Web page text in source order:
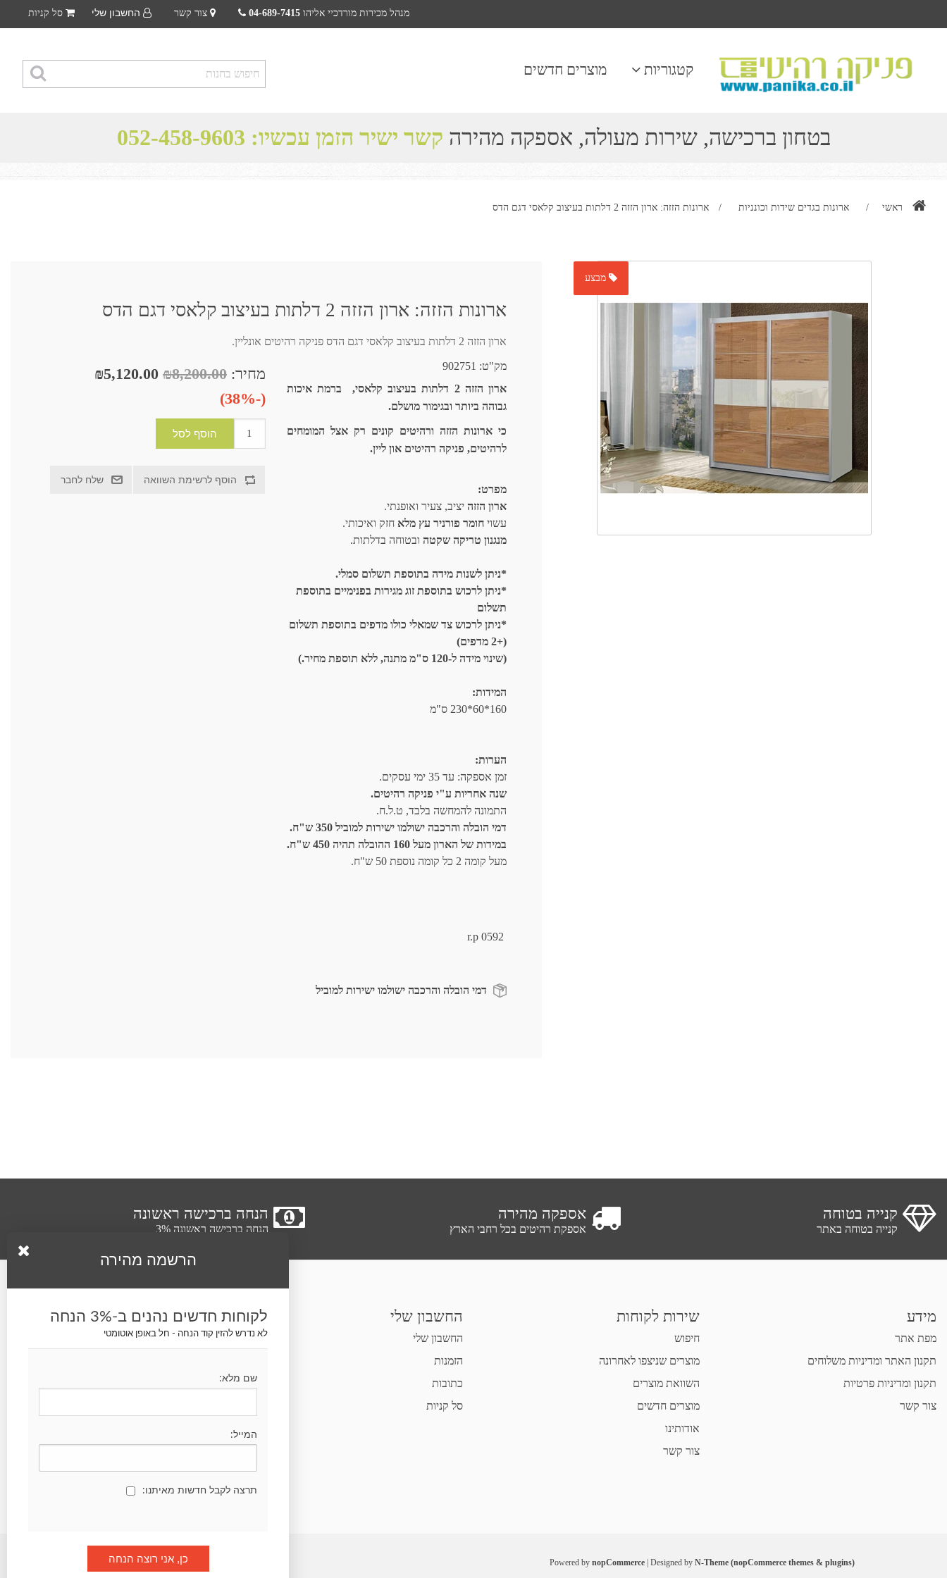
מנהל מכירות מורדכיי אליהו 04-689-7415 צור קשר החשבון שלי סל קניות
קטגוריות מוצרים חדשים
בטחון ברכישה, שירות מעולה, אספקה מהירה קשר ישיר הזמן עכשיו: 052-458-9603
ראשי / ארונות בגדים שידות וכונניות / ארונות הזזה: ארון הזזה 2 דלתות בעיצוב קלאסי דגם הדס
מבצע
ארונות הזזה: ארון הזזה 2 דלתות בעיצוב קלאסי דגם הדס
ארון הזזה 2 דלתות בעיצוב קלאסי דגם הדס פניקה רהיטים אונליין.
מק"ט: 902751
ארון הזזה 2 דלתות בעיצוב קלאסי, ברמת איכות
גבוהה ביותר ובגימור מושלם.
כי ארונות הזזה ורהיטים קונים רק אצל המומחים
לרהיטים, פניקה רהיטים און ליין.
מפרט:
ארון הזזה יציב, צעיר ואופנתי.
עשויחומר פורניר עץ מלאחזק ואיכותי.
מנגנון טריקה שקטה ובטוחה בדלתות.
*ניתן לשנות מידה בתוספת תשלום סמלי.
*ניתן לרכוש בתוספת זוג מגירות בפנימיים בתוספת
תשלום
*ניתן לרכוש צד שמאלי כולו מדפים בתוספת תשלום
(+2 מדפים)
(שינוי מידה ל-120 ס"מ מתנה, ללא תוספת מחיר.)
המידות:
160*60*230 ס"מ
הערות:
זמן אספקה: עד 35 ימי עסקים.
שנה אחריות ע"י פניקה רהיטים.
התמונה להמחשה בלבד, ט.ל.ח.
דמי הובלה והרכבה ישולמו ישירות למוביל 350 ש"ח.
במידות של הארון מעל 160 ההובלה תהיה 450 ש"ח.
מעל קומה 2 כל קומה נוספת 50 ש"ח.
דמי הובלה והרכבה ישולמו ישירות למוביל
מחיר: ₪8,200.00
₪5,120.00
(-38%)
קנייה בטוחה
קנייה בטוחה באתר
אספקה מהירה
אספקת רהיטים בכל רחבי הארץ
הנחה ברכישה ראשונה
הנחה ברכישה ראשונה 3%
מידע
מפת אתר
תקנון האתר ומדיניות משלוחים
תקנון ומדיניות פרטיות
צור קשר
שירות לקוחות
חיפוש
מוצרים שניצפו לאחרונה
השוואת מוצרים
מוצרים חדשים
אודותינו
צור קשר
החשבון שלי
החשבון שלי
הזמנות
כתובות
סל קניות
עקבו אחרינו
הרשמה לחדשות ועדכונים
Panika © כל הזכויות שמורות. Powered by nopCommerce| Designed by N-Theme (nopCommerce themes & plugins)
הרשמה מהירה
לקוחות חדשים נהנים ב-3% הנחה
לא נדרש להזין קוד הנחה - חל באופן אוטומטי
שם מלא:
המייל:
תרצה לקבל חדשות מאיתנו: